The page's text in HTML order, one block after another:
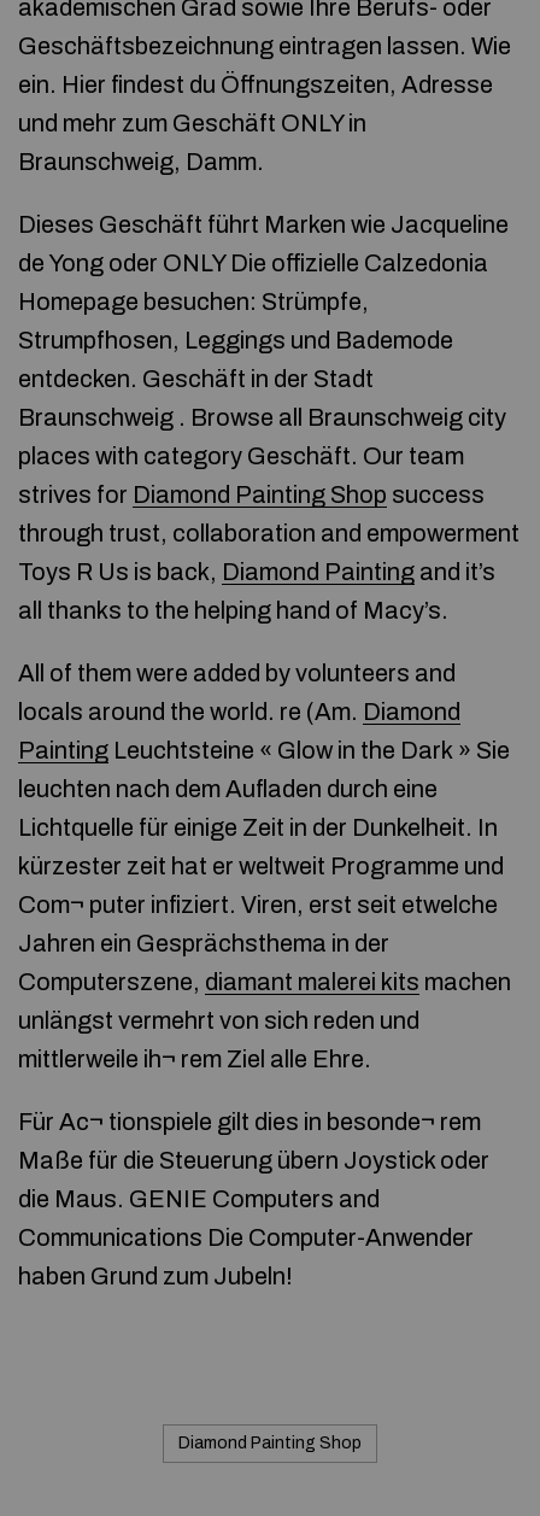
akademischen Grad sowie Ihre Berufs- oder
Geschäftsbezeichnung eintragen lassen. Wie
ein. Hier findest du Öffnungszeiten, Adresse
und mehr zum Geschäft ONLY in
Braunschweig, Damm.
Dieses Geschäft führt Marken wie Jacqueline
de Yong oder ONLY Die offizielle Calzedonia
Homepage besuchen: Strümpfe,
Strumpfhosen, Leggings und Bademode
entdecken. Geschäft in der Stadt
Braunschweig . Browse all Braunschweig city
places with category Geschäft. Our team
strives for Diamond Painting Shop success
through trust, collaboration and empowerment
Toys R Us is back, Diamond Painting and it’s
all thanks to the helping hand of Macy’s.
All of them were added by volunteers and
locals around the world. re (Am. Diamond
Painting Leuchtsteine « Glow in the Dark » Sie
leuchten nach dem Aufladen durch eine
Lichtquelle für einige Zeit in der Dunkelheit. In
kürzester zeit hat er weltweit Programme und
Com¬ puter infiziert. Viren, erst seit etwelche
Jahren ein Gesprächsthema in der
Computerszene, diamant malerei kits machen
unlängst vermehrt von sich reden und
mittlerweile ih¬ rem Ziel alle Ehre.
Für Ac¬ tionspiele gilt dies in besonde¬ rem
Maße für die Steuerung übern Joystick oder
die Maus. GENIE Computers and
Communications Die Computer-Anwender
haben Grund zum Jubeln!
Diamond Painting Shop